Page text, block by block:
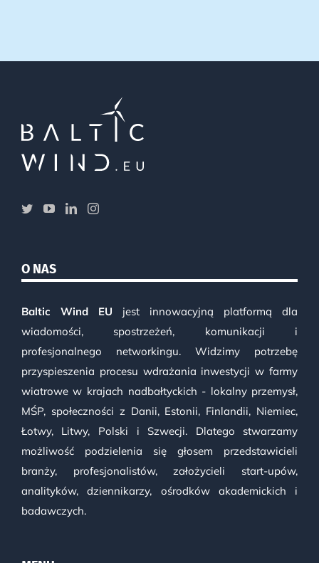
O NAS
Baltic Wind EU jest innowacyjną platformą dla
wiadomości, spostrzeżeń, komunikacji i
profesjonalnego networkingu. Widzimy potrzebę
przyspieszenia procesu wdrażania inwestycji w farmy
wiatrowe w krajach nadbałtyckich - lokalny przemysł,
MŚP, społeczności z Danii, Estonii, Finlandii, Niemiec,
Łotwy, Litwy, Polski i Szwecji. Dlatego stwarzamy
możliwość podzielenia się głosem przedstawicieli
branży, profesjonalistów, założycieli start-upów,
analityków, dziennikarzy, ośrodków akademickich i
badawczych.